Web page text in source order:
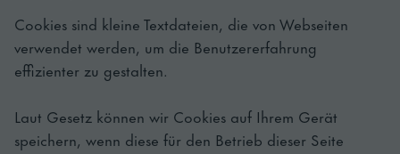
Cookies sind kleine Textdateien, die von Webseiten
verwendet werden, um die Benutzererfahrung
effizienter zu gestalten.
Laut Gesetz können wir Cookies auf Ihrem Gerät
speichern, wenn diese für den Betrieb dieser Seite